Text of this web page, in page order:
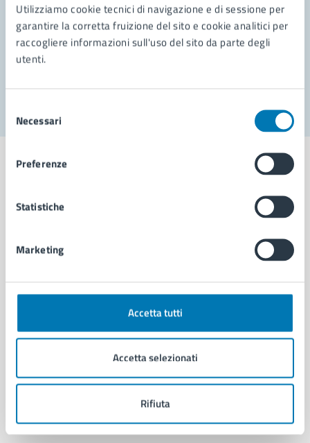
Utilizziamo cookie tecnici di navigazione e di sessione per
garantire la corretta fruizione del sito e cookie analitici per
raccogliere informazioni sull'uso del sito da parte degli
utenti.
delNecessari
Preferenze
Statistiche
Marketing
Accetta tutti
Accetta selezionati
Rifiuta
Prenota appuntamento
Problemi in città
Comune di Napoli
AMMINISTRAZIONE
Organi di governo
Enti e fondazioni
Personale amministrativo
Intranet, posta aziendale e protocollo